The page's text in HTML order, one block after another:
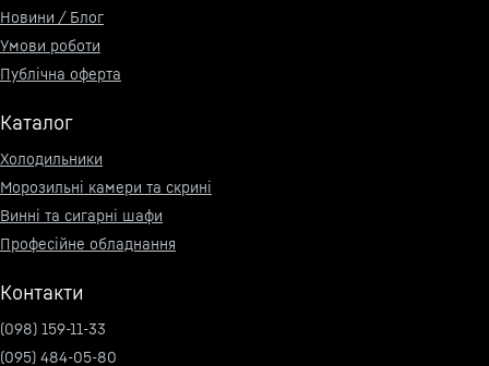
Новини / Блог
Умови роботи
Публічна оферта
Каталог
Холодильники
Морозильні камери та скрині
Винні та сигарні шафи
Професійне обладнання
Контакти
(098) 159-11-33
(095) 484-05-80